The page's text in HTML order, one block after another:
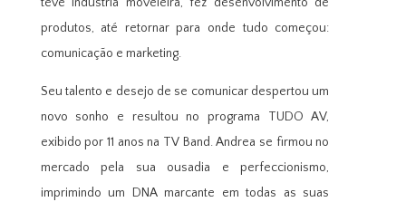
teve indústria moveleira, fez desenvolvimento de
produtos, até retornar para onde tudo começou:
comunicação e marketing.
Seu talento e desejo de se comunicar despertou um
novo sonho e resultou no programa TUDO AV,
exibido por 11 anos na TV Band. Andrea se firmou no
mercado pela sua ousadia e perfeccionismo,
imprimindo um DNA marcante em todas as suas